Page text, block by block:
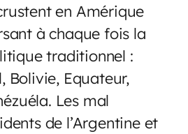
en Amérique
à chaque fois la
traditionnel :
Bolivie, Equateur,
Les mal
de l’Argentine et